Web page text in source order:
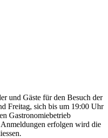
und Gäste für den Besuch der
Freitag, sich bis um 19:00 Uhr
Gastronomiebetrieb
erfolgen wird die